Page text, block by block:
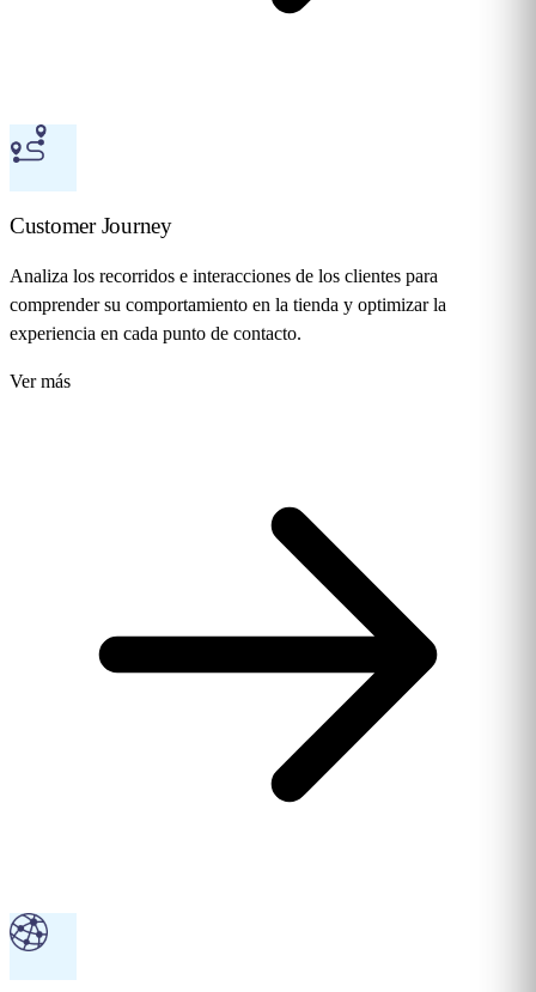
Customer Journey
Analiza los recorridos e interacciones de los clientes para
comprender su comportamiento en la tienda y optimizar la
experiencia en cada punto de contacto.
Ver más